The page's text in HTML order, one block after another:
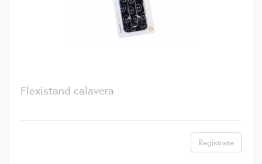
Flexistand calavera
Regístrate